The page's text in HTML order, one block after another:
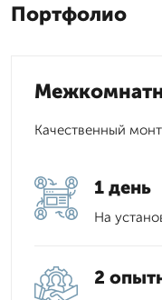
Портфолио
Качественный
1 день
На
2